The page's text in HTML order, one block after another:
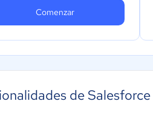
Comenzar
de